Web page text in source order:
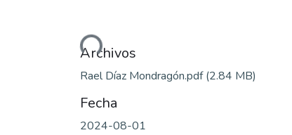
Cargando...Archivos
Rael Díaz Mondragón.pdf(2.84 MB)
Fecha
2024-08-01